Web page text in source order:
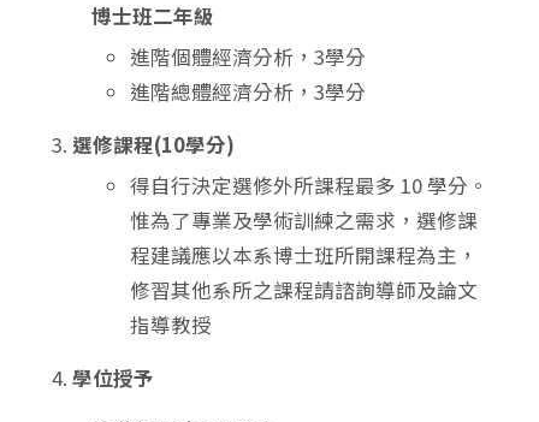
博士班二年級
進階個體經濟分析，3學分
進階總體經濟分析，3學分
選修課程(10學分)
得自行決定選修外所課程最多 10 學分。
惟為了專業及學術訓練之需求，選修課
程建議應以本系博士班所開課程為主，
修習其他系所之課程請諮詢導師及論文
指導教授
學位授予